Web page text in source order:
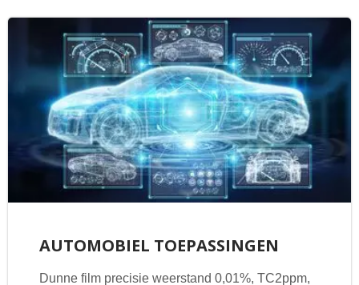
AUTOMOBIEL TOEPASSINGEN
Dunne film precisie weerstand 0,01%, TC2ppm,